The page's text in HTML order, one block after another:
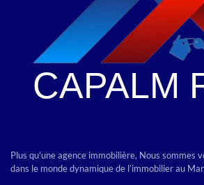
Plus qu'une agence immobilière, Nous sommes
dans le monde dynamique de l’immobilier au